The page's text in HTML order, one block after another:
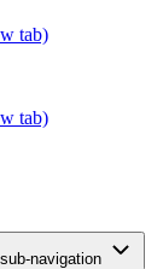
tab)
tab)
navigation